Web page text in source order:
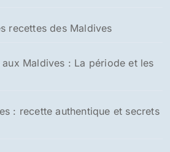
recettes des Maldives
aux Maldives : La période et les
: recette authentique et secrets